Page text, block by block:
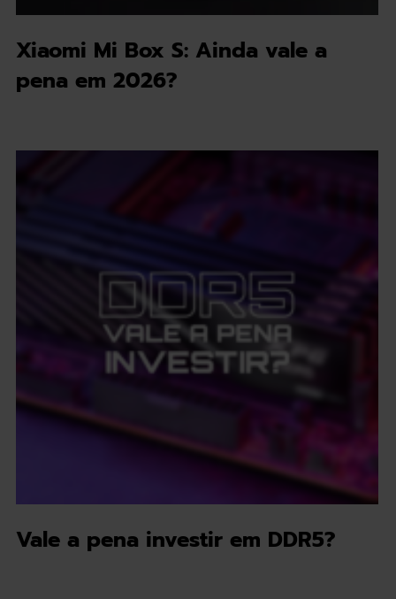
Xiaomi Mi Box S: Ainda vale a
pena em 2026?
Vale a pena investir em DDR5?